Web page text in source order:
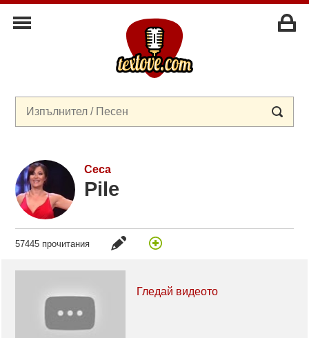
Ceca
Pile
57445 прочитания
Гледай видеото